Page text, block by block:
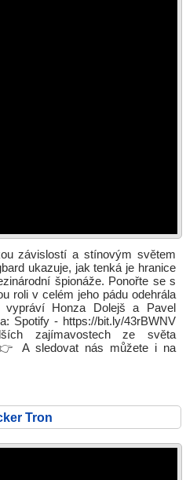
závislostí a stínovým světem
ukazuje, jak tenká je hranice
špionáže. Ponořte se s
roli v celém jeho pádu odehrála
Honza Dolejš a Pavel
Spotify - https://bit.ly/43rBWNV
zajímavostech ze světa
👉 A sledovat nás můžete i na
Tron